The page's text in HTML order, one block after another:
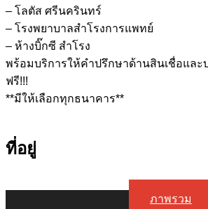
– โลตัส ศรีนครินทร์
– โรงพยาบาลสำโรงการแพทย์
– ห้างบิ๊กซี สำโรง
พร้อมบริการให้คำปรึกษาด้านสินเชื่อและ
ฟรี!!!
**มีให้เลือกทุกธนาคาร**
ที่อยู่
ภาพรวม